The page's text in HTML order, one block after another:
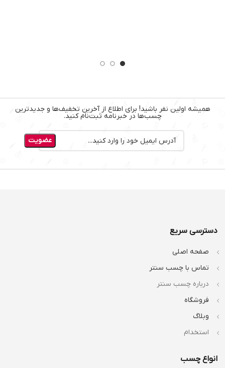
همیشه اولین نفر باشید! برای اطلاع از آخرین تخفیف‌ها و جدیدترین
چسب‌ها در خبرنامه ثبت‌نام کنید.
دسترسی سریع
صفحه اصلی
تماس با چسب سنتر
درباره چسب سنتر
فروشگاه
وبلاگ
استخدام
انواع چسب